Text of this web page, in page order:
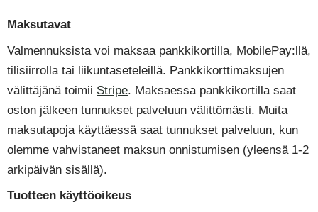
Maksutavat
Valmennuksista voi maksaa pankkikortilla, MobilePay:llä,
tilisiirrolla tai liikuntaseteleillä. Pankkikorttimaksujen
välittäjänä toimii Stripe. Maksaessa pankkikortilla saat
oston jälkeen tunnukset palveluun välittömästi. Muita
maksutapoja käyttäessä saat tunnukset palveluun, kun
olemme vahvistaneet maksun onnistumisen (yleensä 1-2
arkipäivän sisällä).
Tuotteen käyttöoikeus